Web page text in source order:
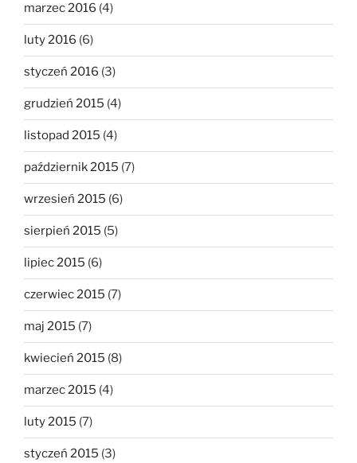
marzec 2016 (4)
luty 2016 (6)
styczeń 2016 (3)
grudzień 2015 (4)
listopad 2015 (4)
październik 2015 (7)
wrzesień 2015 (6)
sierpień 2015 (5)
lipiec 2015 (6)
czerwiec 2015 (7)
maj 2015 (7)
kwiecień 2015 (8)
marzec 2015 (4)
luty 2015 (7)
styczeń 2015 (3)